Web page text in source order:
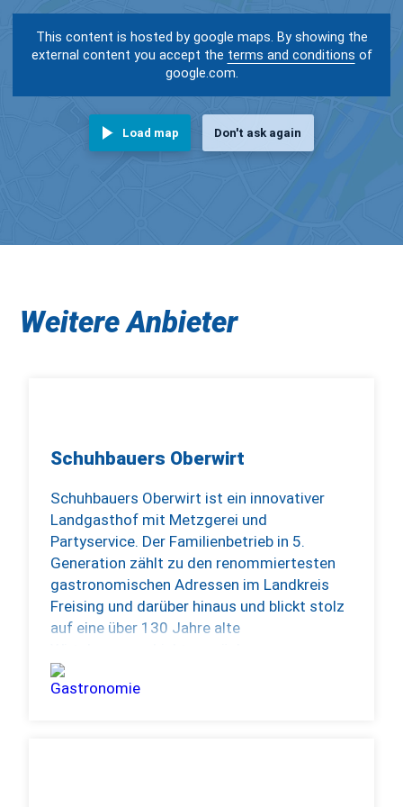
This content is hosted by google maps. By showing the
external content you accept the terms and conditions of
google.com.
Load map Don't ask again
Weitere Anbieter
Schuhbauers Oberwirt
Schuhbauers Oberwirt ist ein innovativer
Landgasthof mit Metzgerei und
Partyservice. Der Familienbetrieb in 5.
Generation zählt zu den renommiertesten
gastronomischen Adressen im Landkreis
Freising und darüber hinaus und blickt stolz
auf eine über 130 Jahre alte
Ein hochmotiviertes Team und ein